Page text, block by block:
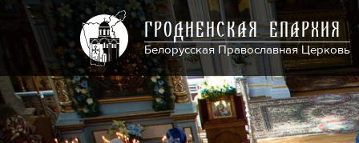
ГРОДНЕНСКАЯ ЕПАРХИЯ
Белорусская Православная Церковь